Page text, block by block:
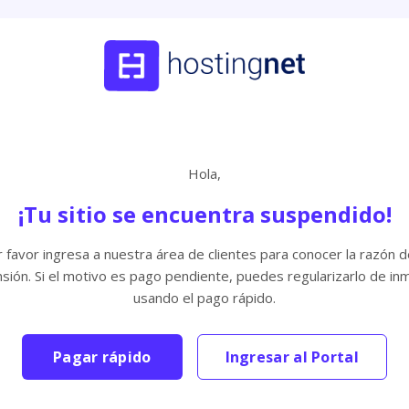
Hola,
¡Tu sitio se encuentra suspendido!
favor ingresa a nuestra área de clientes para conocer la razón
Si el motivo es pago pendiente, puedes regularizarlo de
usando el pago rápido.
Pagar rápido Ingresar al Portal